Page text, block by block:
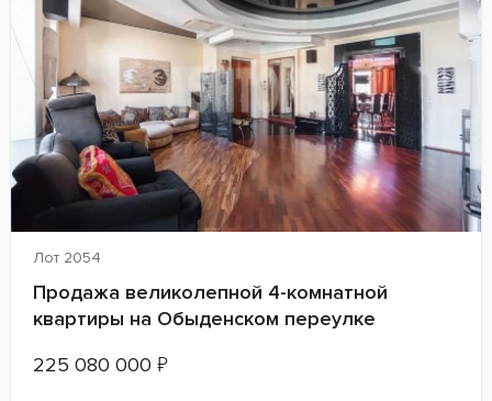
Лот 2054
Продажа великолепной 4-комнатной
квартиры на Обыденском переулке
225 080 000 ₽